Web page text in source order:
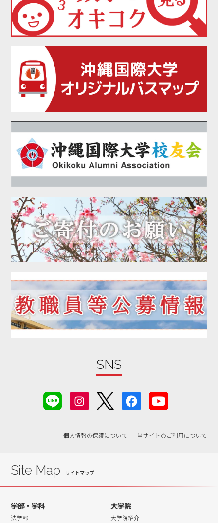
2021年07月
2021年06月
2021年05月
2021年04月
2021年02月
2021年01月
2020年12月
2020年11月
2020年09月
2020年08月
2020年07月
2020年06月
2020年05月
2020年04月
2020年03月
2020年01月
2019年12月
2019年11月
2019年10月
2019年09月
2019年08月
2019年03月
SNS
個人情報の保護について 当サイトのご利用について
Site Map
学部・学科
法学部
大学院
大学院紹介